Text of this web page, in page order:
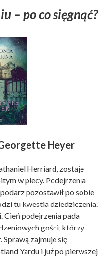
– po co sięgnąć?
Heyer
Herriard, zostaje
w plecy. Podejrzenia
pozostawił po sobie
tu kwestia dziedziczenia.
Cień podejrzenia pada
gości, którzy
Sprawą zajmuje się
Yardu i już po pierwszej